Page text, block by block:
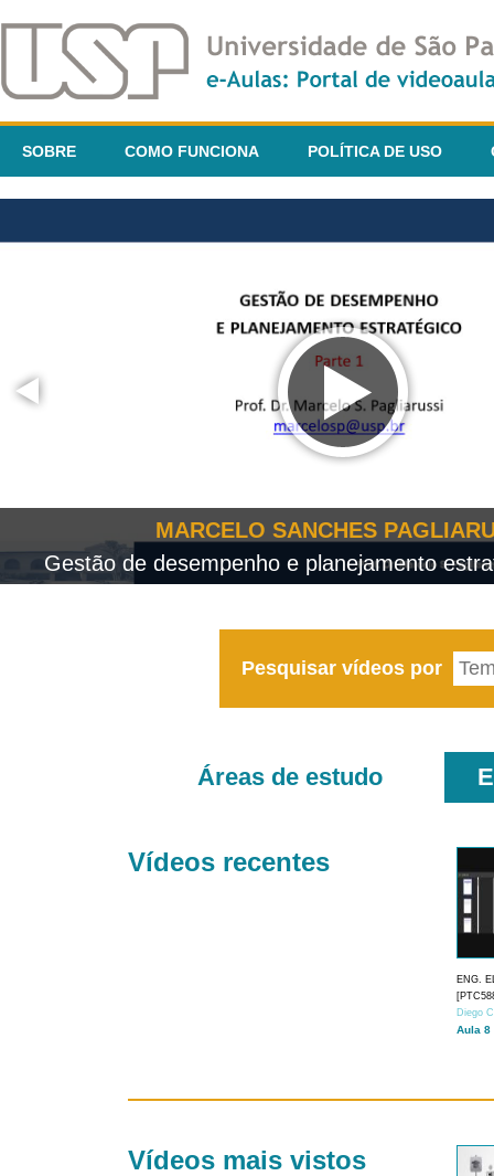
SOBRE COMO FUNCIONA POLÍTICA DE USO
MARCELO SANCHES
Gestão de desempenho e planejamento
Pesquisar vídeos por
Áreas de estudo
Vídeos recentes
ENG.
Diego
Aula 8
Vídeos mais vistos